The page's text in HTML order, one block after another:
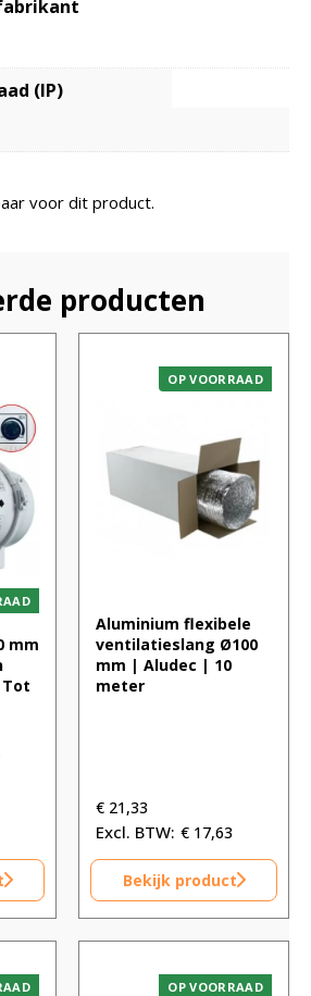
(IP)
voor dit product.
producten
mm
OP VOORRAAD
Aluminium flexibele
ventilatieslang Ø100
mm | Aludec | 10
meter
€ 21,33
€ 17,63
Bekijk product
OP VOORRAAD